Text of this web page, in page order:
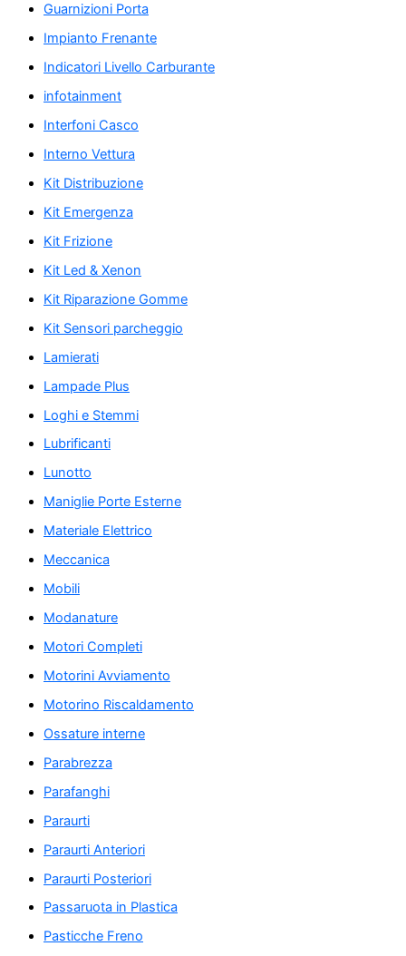
Guarnizioni Porta
Impianto Frenante
Indicatori Livello Carburante
infotainment
Interfoni Casco
Interno Vettura
Kit Distribuzione
Kit Emergenza
Kit Frizione
Kit Led & Xenon
Kit Riparazione Gomme
Kit Sensori parcheggio
Lamierati
Lampade Plus
Loghi e Stemmi
Lubrificanti
Lunotto
Maniglie Porte Esterne
Materiale Elettrico
Meccanica
Mobili
Modanature
Motori Completi
Motorini Avviamento
Motorino Riscaldamento
Ossature interne
Parabrezza
Parafanghi
Paraurti
Paraurti Anteriori
Paraurti Posteriori
Passaruota in Plastica
Pasticche Freno